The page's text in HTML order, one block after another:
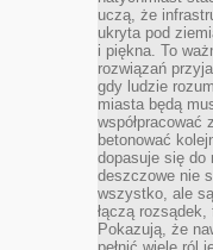
uczą, że
ukryta pod
i piękna. To
rozwiązań
gdy ludzie
miasta będą
współpracować
betonować
dopasuje się do
deszczowe nie
wszystko, ale
łączą
Pokazują, że